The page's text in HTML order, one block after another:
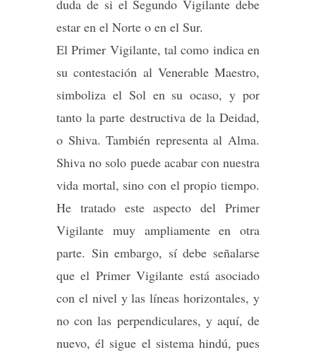
duda de si el Segundo Vigilante debe
estar en el Norte o en el Sur.
El Primer Vigilante, tal como indica en
su contestación al Venerable Maestro,
simboliza el Sol en su ocaso, y por
tanto la parte destructiva de la Deidad,
o Shiva. También representa al Alma.
Shiva no solo puede acabar con nuestra
vida mortal, sino con el propio tiempo.
He tratado este aspecto del Primer
Vigilante muy ampliamente en otra
parte. Sin embargo, sí debe señalarse
que el Primer Vigilante está asociado
con el nivel y las líneas horizontales, y
no con las perpendiculares, y aquí, de
nuevo, él sigue el sistema hindú, pues